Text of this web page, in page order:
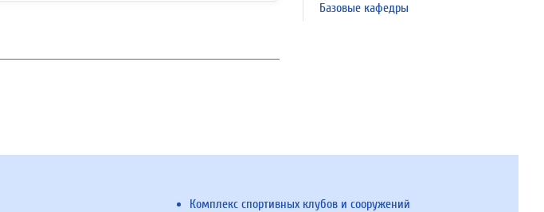
Базовые кафедры
Комплекс спортивных клубов и сооружений